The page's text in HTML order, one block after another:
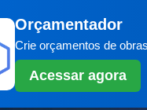
Orçamentador
Crie orçamentos de
Acessar agora